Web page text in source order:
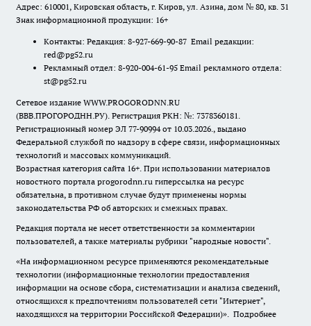
Адрес: 610001, Кировская область, г. Киров, ул. Азина, дом № 80, кв. 31
Знак информационной продукции: 16+
Контакты: Редакция: 8-927-669-90-87 Email редакции:
red@pg52.ru
Рекламный отдел: 8-920-004-61-95 Email рекламного отдела:
st@pg52.ru
Сетевое издание WWW.PROGORODNN.RU
(ВВВ.ПРОГОРОДНН.РУ). Регистрация РКН: №: 7378360181.
Регистрационный номер ЭЛ 77-90994 от 10.03.2026., выдано
Федеральной службой по надзору в сфере связи, информационных
технологий и массовых коммуникаций.
Возрастная категория сайта 16+. При использовании материалов
новостного портала progorodnn.ru гиперссылка на ресурс
обязательна, в противном случае будут применены нормы
законодательства РФ об авторских и смежных правах.
Редакция портала не несет ответственности за комментарии
пользователей, а также материалы рубрики "народные новости".
«На информационном ресурсе применяются рекомендательные
технологии (информационные технологии предоставления
информации на основе сбора, систематизации и анализа сведений,
относящихся к предпочтениям пользователей сети "Интернет",
находящихся на территории Российской Федерации)». Подробнее